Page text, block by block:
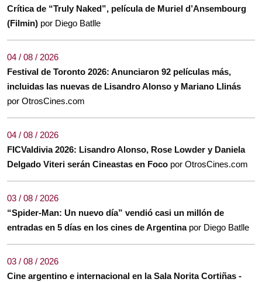
Crítica de “Truly Naked”, película de Muriel d’Ansembourg
(Filmin) por Diego Batlle
04 / 08 / 2026
Festival de Toronto 2026: Anunciaron 92 películas más,
incluidas las nuevas de Lisandro Alonso y Mariano Llinás
por OtrosCines.com
04 / 08 / 2026
FICValdivia 2026: Lisandro Alonso, Rose Lowder y Daniela
Delgado Viteri serán Cineastas en Foco por OtrosCines.com
03 / 08 / 2026
“Spider-Man: Un nuevo día” vendió casi un millón de
entradas en 5 días en los cines de Argentina por Diego Batlle
03 / 08 / 2026
Cine argentino e internacional en la Sala Norita Cortiñas -